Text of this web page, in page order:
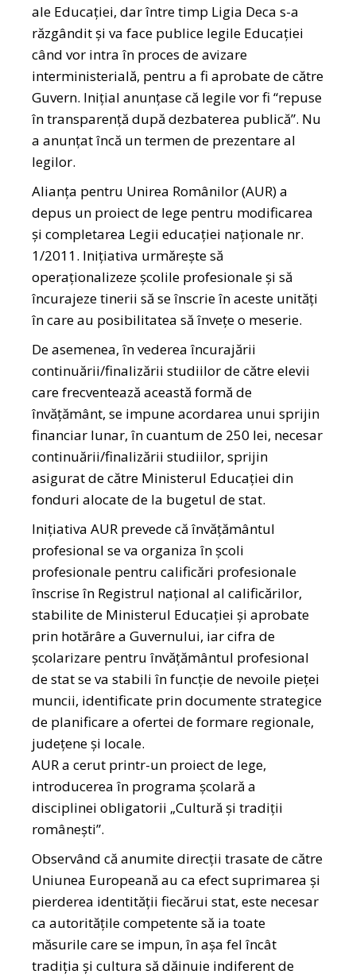
ale Educației, dar între timp Ligia Deca s-a
răzgândit și va face publice legile Educației
când vor intra în proces de avizare
interministerială, pentru a fi aprobate de către
Guvern. Inițial anunțase că legile vor fi “repuse
în transparență după dezbaterea publică”. Nu
a anunțat încă un termen de prezentare al
legilor.
Alianța pentru Unirea Românilor (AUR) a
depus un proiect de lege pentru modificarea
și completarea Legii educației naționale nr.
1/2011. Inițiativa urmărește să
operaționalizeze școlile profesionale și să
încurajeze tinerii să se înscrie în aceste unități
în care au posibilitatea să învețe o meserie.
De asemenea, în vederea încurajării
continuării/finalizării studiilor de către elevii
care frecventează această formă de
învățământ, se impune acordarea unui sprijin
financiar lunar, în cuantum de 250 lei, necesar
continuării/finalizării studiilor, sprijin
asigurat de către Ministerul Educației din
fonduri alocate de la bugetul de stat.
Inițiativa AUR prevede că învăţământul
profesional se va organiza în școli
profesionale pentru calificări profesionale
înscrise în Registrul național al calificărilor,
stabilite de Ministerul Educației și aprobate
prin hotărâre a Guvernului, iar cifra de
școlarizare pentru învăţământul profesional
de stat se va stabili în funcție de nevoile pieței
muncii, identificate prin documente strategice
de planificare a ofertei de formare regionale,
județene și locale.
AUR a cerut printr-un proiect de lege,
introducerea în programa școlară a
disciplinei obligatorii „Cultură și tradiții
românești”.
Observând că anumite direcții trasate de către
Uniunea Europeană au ca efect suprimarea și
pierderea identității fiecărui stat, este necesar
ca autoritățile competente să ia toate
măsurile care se impun, în așa fel încât
tradiția și cultura să dăinuie indiferent de